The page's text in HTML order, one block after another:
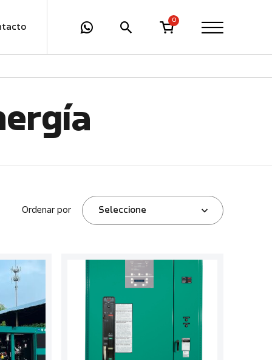
0
Ordenar por Seleccione